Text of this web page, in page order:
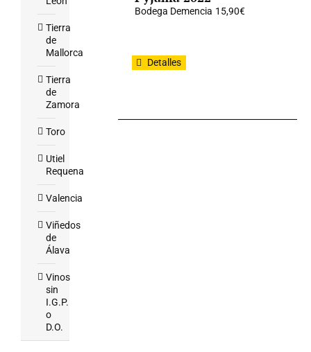
Bodega Demencia 15,90€
Detalles
Tierra
de
Mallorca
Tierra
de
Zamora
Toro
Utiel
Requena
Valencia
Viñedos
de
Álava
Vinos
sin
I.G.P.
o
D.O.